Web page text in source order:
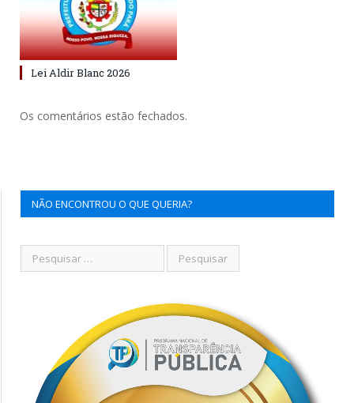
Lei Aldir Blanc 2026
Os comentários estão fechados.
NÃO ENCONTROU O QUE QUERIA?